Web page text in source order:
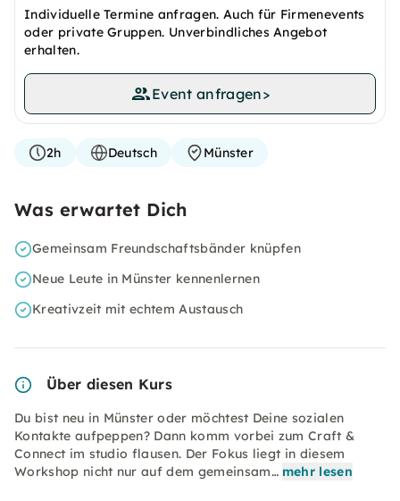
Individuelle Termine anfragen. Auch für Firmenevents
oder private Gruppen. Unverbindliches Angebot
erhalten.
Event anfragen>
2h Deutsch Münster
Was erwartet Dich
Gemeinsam Freundschaftsbänder knüpfen
Neue Leute in Münster kennenlernen
Kreativzeit mit echtem Austausch
Über diesen Kurs
Du bist neu in Münster oder möchtest Deine sozialen
Kontakte aufpeppen? Dann komm vorbei zum Craft &
Connect im studio flausen. Der Fokus liegt in diesem
Workshop nicht nur auf dem gemeinsam… mehr lesen